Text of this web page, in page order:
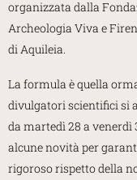
organizzata dalla
Archeologia Viva e
di Aquileia.
La formula è quella
divulgatori scientifici si
da martedì 28 a venerdì
alcune novità per
rigoroso rispetto della